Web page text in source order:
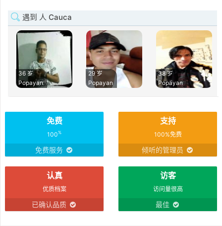
遇到 人 Cauca
36 岁
Popayan
29 岁
Popayan
38 岁
Popayan
免费
100%
免费服务
支持
100%免费
倾听的管理员
认真
优质档案
已确认品质
访客
访问量很高
最佳